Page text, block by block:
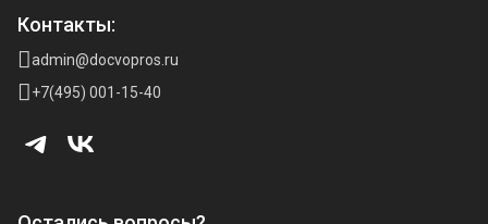
Контакты:
admin@docvopros.ru
+7(495) 001-15-40